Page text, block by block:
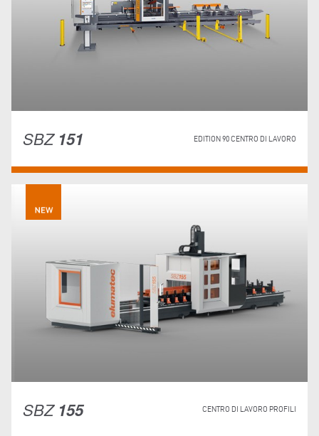
SBZ 151 EDITION 90 CENTRO DI LAVORO
SBZ 155 CENTRO DI LAVORO PROFILI